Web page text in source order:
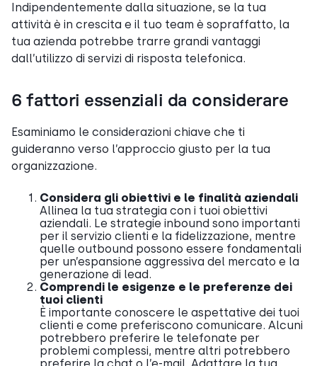
Indipendentemente dalla situazione, se la tua
attività è in crescita e il tuo team è sopraffatto, la
tua azienda potrebbe trarre grandi vantaggi
dall’utilizzo di servizi di risposta telefonica.
6 fattori essenziali da considerare
Esaminiamo le considerazioni chiave che ti
guideranno verso l’approccio giusto per la tua
organizzazione.
Considera gli obiettivi e le finalità aziendali
Allinea la tua strategia con i tuoi obiettivi
aziendali. Le strategie inbound sono importanti
per il servizio clienti e la fidelizzazione, mentre
quelle outbound possono essere fondamentali
per un’espansione aggressiva del mercato e la
generazione di lead.
Comprendi le esigenze e le preferenze dei
tuoi clienti
È importante conoscere le aspettative dei tuoi
clienti e come preferiscono comunicare. Alcuni
potrebbero preferire le telefonate per
problemi complessi, mentre altri potrebbero